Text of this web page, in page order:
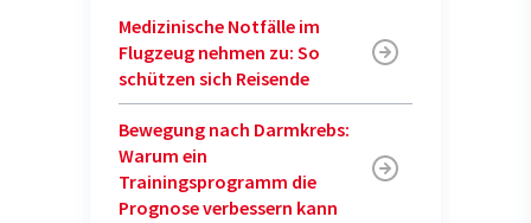
Medizinische Notfälle im
Flugzeug nehmen zu: So
schützen sich Reisende
Bewegung nach Darmkrebs:
Warum ein
Trainingsprogramm die
Prognose verbessern kann